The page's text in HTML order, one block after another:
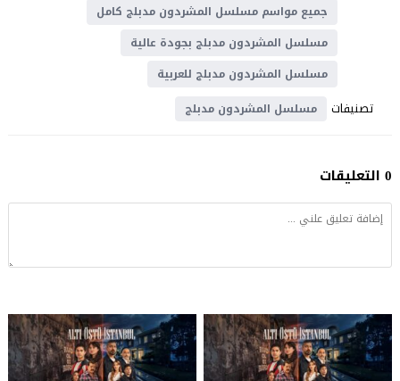
جميع مواسم مسلسل المشردون مدبلج كامل
مسلسل المشردون مدبلج بجودة عالية
مسلسل المشردون مدبلج للعربية
تصنيفات مسلسل المشردون مدبلج
0 التعليقات